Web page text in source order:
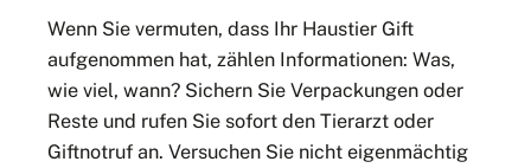
Wenn Sie vermuten, dass Ihr Haustier Gift
aufgenommen hat, zählen Informationen: Was,
wie viel, wann? Sichern Sie Verpackungen oder
Reste und rufen Sie sofort den Tierarzt oder
Giftnotruf an. Versuchen Sie nicht eigenmächtig